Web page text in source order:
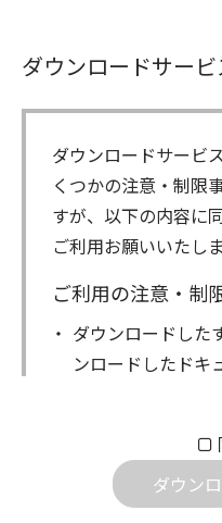
ダウンロードサー
ダウンロードサービ
くつかの注意・制限
すが、以下の内容に
ご利用お願いいたし
ご利用の注意・制
ダウンロードした
ンロードしたドキ
社は一切の責任を
ルの内容などの変
ダウン